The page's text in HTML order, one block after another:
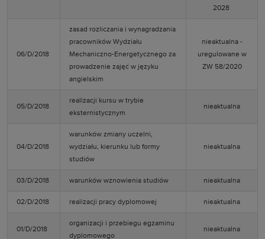
2028
06/D/2018
zasad rozliczania i wynagradzania
pracowników Wydziału
Mechaniczno-Energetycznego za
prowadzenie zajęć w języku
angielskim
nieaktualna -
uregulowane w
ZW 58/2020
05/D/2018
realizacji kursu w trybie
eksternistycznym
nieaktualna
04/D/2018
warunków zmiany uczelni,
wydziału, kierunku lub formy
studiów
nieaktualna
03/D/2018 warunków wznowienia studiów nieaktualna
02/D/2018 realizacji pracy dyplomowej nieaktualna
01/D/2018
organizacji i przebiegu egzaminu
dyplomowego
nieaktualna